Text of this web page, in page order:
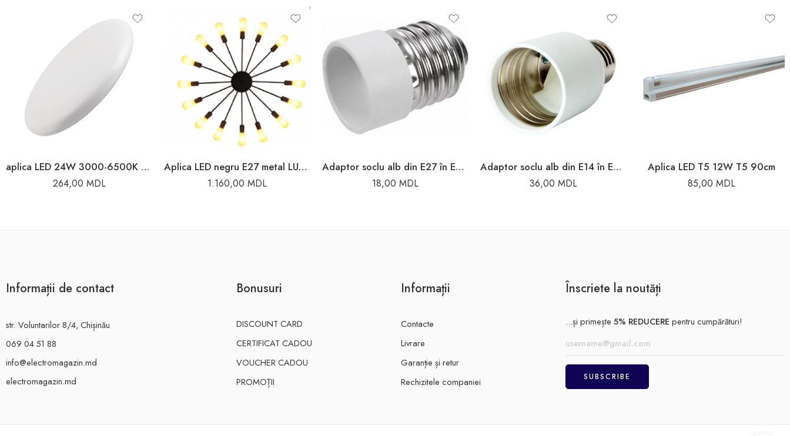
aplica LED 24W 3000-6500K 3N1 IP20 3N1
264,00 MDL
Aplica LED negru E27 metal LUMINA LED
1.160,00 MDL
Adaptor soclu alb din E27 în E14 Enext
18,00 MDL
Adaptor soclu alb din Е14 în E40 Enext
36,00 MDL
Aplica LED T5 12W T5 90cm
85,00 MDL
Informații de contact
str. Voluntarilor 8/4, Chișinău
069 04 51 88
info@electromagazin.md
electromagazin.md
Bonusuri
DISCOUNT CARD
CERTIFICAT CADOU
VOUCHER CADOU
PROMOȚII
Informații
Contacte
Livrare
Garanție și retur
Rechizitele companiei
Înscriete la noutăți
...și primește 5% REDUCERE pentru cumpărături!